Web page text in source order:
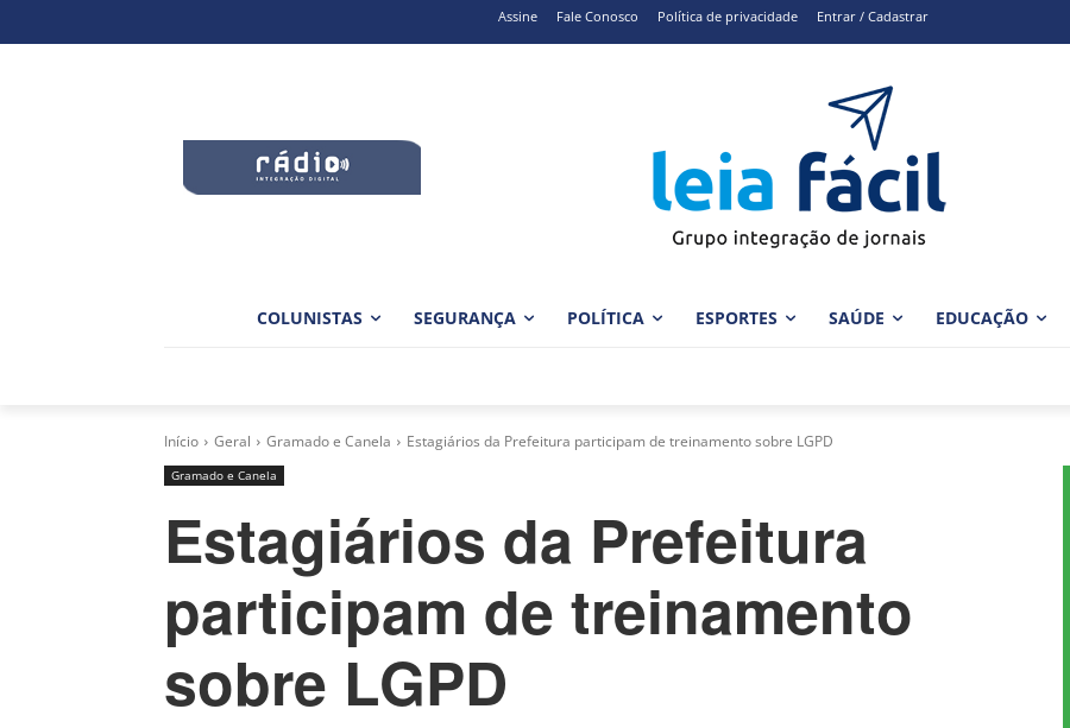
Assine Fale Conosco Política de privacidade Entrar / Cadastrar
COLUNISTAS SEGURANÇA POLÍTICA ESPORTES SAÚDE EDUCAÇÃO
Início Geral Gramado e Canela Estagiários da Prefeitura participam de treinamento sobre LGPD
Gramado e Canela
Estagiários da Prefeitura
participam de treinamento
sobre LGPD